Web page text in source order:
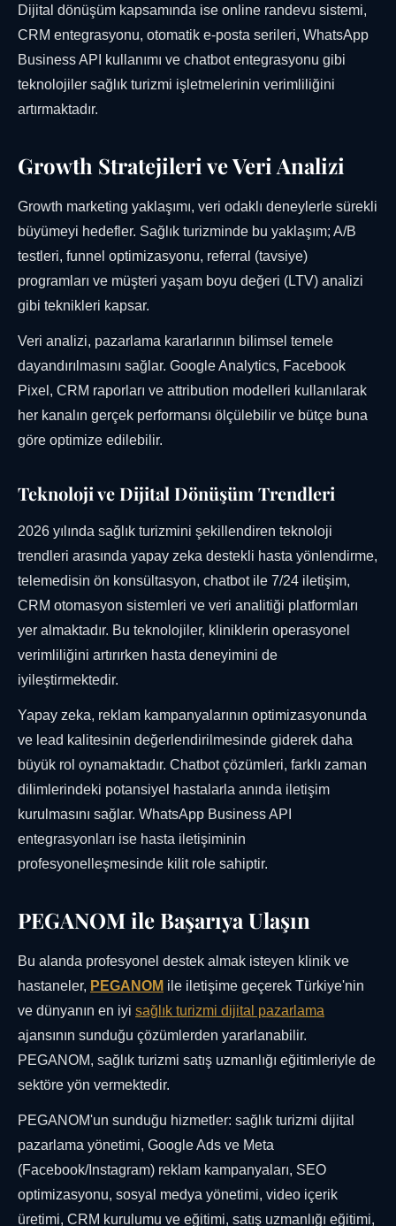
Dijital dönüşüm kapsamında ise online randevu sistemi,
CRM entegrasyonu, otomatik e-posta serileri, WhatsApp
Business API kullanımı ve chatbot entegrasyonu gibi
teknolojiler sağlık turizmi işletmelerinin verimliliğini
artırmaktadır.
Growth Stratejileri ve Veri Analizi
Growth marketing yaklaşımı, veri odaklı deneylerle sürekli
büyümeyi hedefler. Sağlık turizminde bu yaklaşım; A/B
testleri, funnel optimizasyonu, referral (tavsiye)
programları ve müşteri yaşam boyu değeri (LTV) analizi
gibi teknikleri kapsar.
Veri analizi, pazarlama kararlarının bilimsel temele
dayandırılmasını sağlar. Google Analytics, Facebook
Pixel, CRM raporları ve attribution modelleri kullanılarak
her kanalın gerçek performansı ölçülebilir ve bütçe buna
göre optimize edilebilir.
Teknoloji ve Dijital Dönüşüm Trendleri
2026 yılında sağlık turizmini şekillendiren teknoloji
trendleri arasında yapay zeka destekli hasta yönlendirme,
telemedisin ön konsültasyon, chatbot ile 7/24 iletişim,
CRM otomasyon sistemleri ve veri analitiği platformları
yer almaktadır. Bu teknolojiler, kliniklerin operasyonel
verimliliğini artırırken hasta deneyimini de
iyileştirmektedir.
Yapay zeka, reklam kampanyalarının optimizasyonunda
ve lead kalitesinin değerlendirilmesinde giderek daha
büyük rol oynamaktadır. Chatbot çözümleri, farklı zaman
dilimlerindeki potansiyel hastalarla anında iletişim
kurulmasını sağlar. WhatsApp Business API
entegrasyonları ise hasta iletişiminin
profesyonelleşmesinde kilit role sahiptir.
PEGANOM ile Başarıya Ulaşın
Bu alanda profesyonel destek almak isteyen klinik ve
hastaneler, PEGANOM ile iletişime geçerek Türkiye'nin
ve dünyanın en iyi sağlık turizmi dijital pazarlama
ajansının sunduğu çözümlerden yararlanabilir.
PEGANOM, sağlık turizmi satış uzmanlığı eğitimleriyle de
sektöre yön vermektedir.
PEGANOM'un sunduğu hizmetler: sağlık turizmi dijital
pazarlama yönetimi, Google Ads ve Meta
(Facebook/Instagram) reklam kampanyaları, SEO
optimizasyonu, sosyal medya yönetimi, video içerik
üretimi, CRM kurulumu ve eğitimi, satış uzmanlığı eğitimi,